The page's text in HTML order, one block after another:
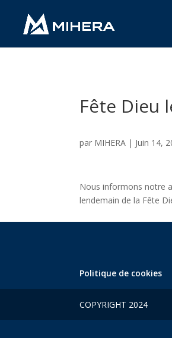
Fête Dieu
par MIHERA | Juin 14,
Nous informons notre
lendemain de la Fête
Politique de cookies
COPYRIGHT 2024